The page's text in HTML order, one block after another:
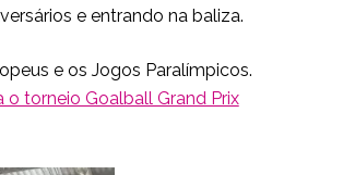
e entrando na baliza.
e os Jogos Paralímpicos.
torneio Goalball Grand Prix